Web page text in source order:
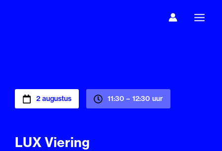
2 augustus 11:30 – 12:30 uur
LUX Viering